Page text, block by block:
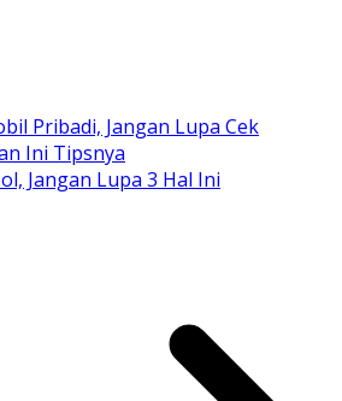
Pribadi, Jangan Lupa Cek
Ini Tipsnya
Jangan Lupa 3 Hal Ini